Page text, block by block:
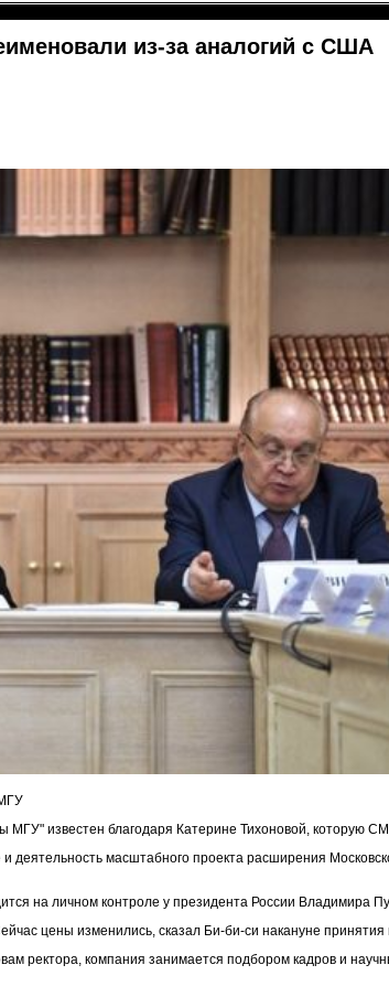
из-за аналогий с США
известен благодаря Катерине Тихоновой, которую
деятельность масштабного проекта расширения
на личном контроле у президента России Владимира
цены изменились, сказал Би-би-си накануне
ректора, компания занимается подбором кадров и